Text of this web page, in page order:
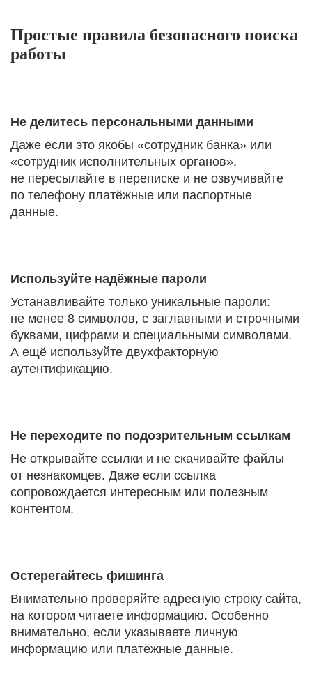
Простые правила безопасного поиска
работы
Не делитесь персональными данными
Даже если это якобы «сотрудник банка» или
«сотрудник исполнительных органов»,
не пересылайте в переписке и не озвучивайте
по телефону платёжные или паспортные
данные.
Используйте надёжные пароли
Устанавливайте только уникальные пароли:
не менее 8 символов, с заглавными и строчными
буквами, цифрами и специальными символами.
А ещё используйте двухфакторную
аутентификацию.
Не переходите по подозрительным ссылкам
Не открывайте ссылки и не скачивайте файлы
от незнакомцев. Даже если ссылка
сопровождается интересным или полезным
контентом.
Остерегайтесь фишинга
Внимательно проверяйте адресную строку сайта,
на котором читаете информацию. Особенно
внимательно, если указываете личную
информацию или платёжные данные.